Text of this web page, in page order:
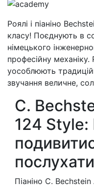
Роялі і піаніно
класу! Поєднують в
німецького
професійну механіку.
уособлюють
звучання величне,
C.
124
послухати
Піаніно C.